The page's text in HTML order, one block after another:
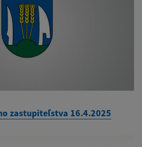
zastupiteľstva 16.4.2025